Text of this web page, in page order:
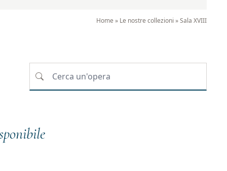
Home » Le nostre collezioni »Sala XVIII